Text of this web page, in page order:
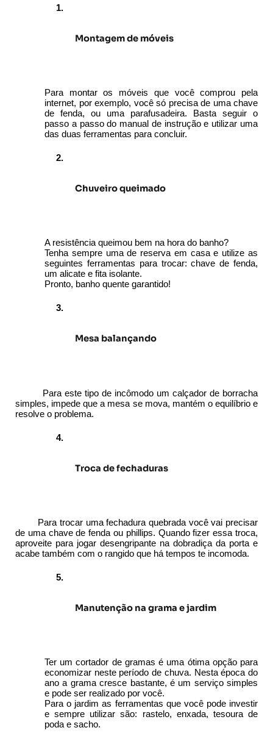
Montagem de móveis
Para montar os móveis que você comprou pela
internet, por exemplo, você só precisa de uma chave
de fenda, ou uma parafusadeira. Basta seguir o
passo a passo do manual de instrução e utilizar uma
das duas ferramentas para concluir.
Chuveiro queimado
A resistência queimou bem na hora do banho?
Tenha sempre uma de reserva em casa e utilize as
seguintes ferramentas para trocar: chave de fenda,
um alicate e fita isolante.
Pronto, banho quente garantido!
Mesa balançando
Para este tipo de incômodo um calçador de borracha
simples, impede que a mesa se mova, mantém o equilíbrio e
resolve o problema.
Troca de fechaduras
Para trocar uma fechadura quebrada você vai precisar
de uma chave de fenda ou phillips. Quando fizer essa troca,
aproveite para jogar desengripante na dobradiça da porta e
acabe também com o rangido que há tempos te incomoda.
Manutenção na grama e jardim
Ter um cortador de gramas é uma ótima opção para
economizar neste período de chuva. Nesta época do
ano a grama cresce bastante, é um serviço simples
e pode ser realizado por você.
Para o jardim as ferramentas que você pode investir
e sempre utilizar são: rastelo, enxada, tesoura de
poda e sacho.